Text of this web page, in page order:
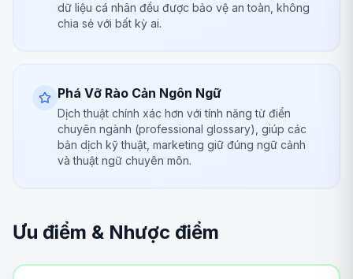
dữ liệu cá nhân đều được bảo vệ an toàn, không
chia sẻ với bất kỳ ai.
Phá Vỡ Rào Cản Ngôn Ngữ
Dịch thuật chính xác hơn với tính năng từ điển
chuyên ngành (professional glossary), giúp các
bản dịch kỹ thuật, marketing giữ đúng ngữ cảnh
và thuật ngữ chuyên môn.
Ưu điểm & Nhược điểm